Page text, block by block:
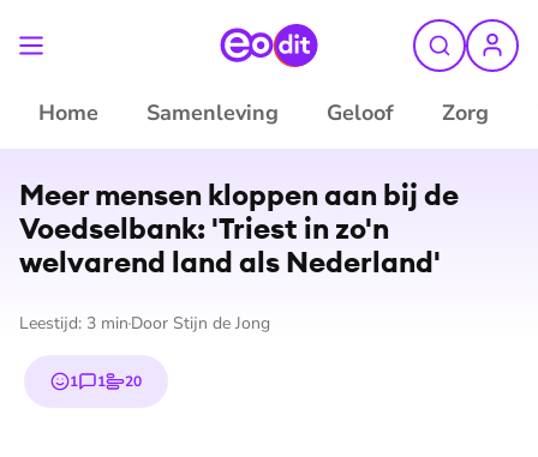
Home Samenleving Geloof Zorg
©
Meer mensen kloppen aan bij de
Voedselbank: 'Triest in zo'n
welvarend land als Nederland'
Leestijd: 3 min Door Stijn de Jong
1
emoji1
reactie
20
stem